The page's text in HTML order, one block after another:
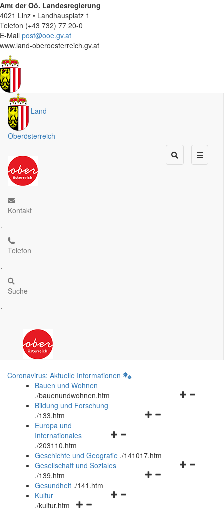
Amt derOö. Landesregierung
4021 Linz • Landhausplatz 1
Telefon (+43 732) 77 20-0
E-Mail post@ooe.gv.at
www.land-oberoesterreich.gv.at
Land
Oberösterreich
Kontakt
.
Telefon
.
Suche
.
Coronavirus: Aktuelle Informationen
Bauen und Wohnen
./bauenundwohnen.htm
Navigationsmenü
Bildung und Forschung
./133.htm
Navigationsmenü
und
schließen
Europa und
Internationales
./203110.htm
Geschichte und Geografie ./141017.htm
Navigationsmenü
Gesellschaft und Soziales
./139.htm
Navigationsmenü
Gesundheit ./141.htm
Navigationsmenü
Kultur
./kultur.htm